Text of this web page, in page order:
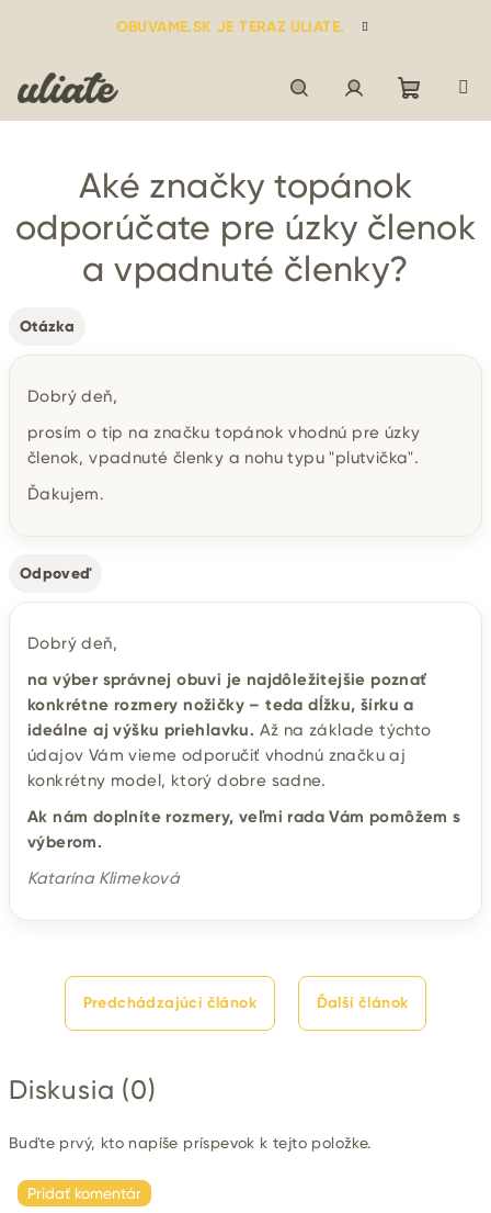
OBUVAME.SK JE TERAZ ULIATE.
HľadaťPrihlásenie
košík
Aké značky topánok
odporúčate pre úzky členok
a vpadnuté členky?
Otázka
Dobrý deň,
prosím o tip na značku topánok vhodnú pre úzky
členok, vpadnuté členky a nohu typu "plutvička".
Ďakujem.
Odpoveď
Dobrý deň,
na výber správnej obuvi je najdôležitejšie poznať
konkrétne rozmery nožičky – teda dĺžku, šírku a
ideálne aj výšku priehlavku. Až na základe týchto
údajov Vám vieme odporučiť vhodnú značku aj
konkrétny model, ktorý dobre sadne.
Ak nám doplníte rozmery, veľmi rada Vám pomôžem s
výberom.
Katarína Klimeková
Predchádzajúci článok Ďalší článok
Diskusia (0)
Buďte prvý, kto napíše príspevok k tejto položke.
Pridať komentár